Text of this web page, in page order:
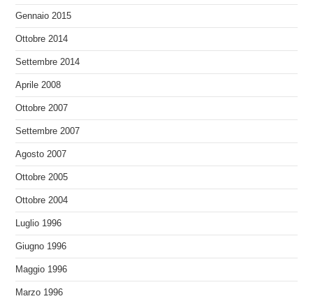
Gennaio 2015
Ottobre 2014
Settembre 2014
Aprile 2008
Ottobre 2007
Settembre 2007
Agosto 2007
Ottobre 2005
Ottobre 2004
Luglio 1996
Giugno 1996
Maggio 1996
Marzo 1996